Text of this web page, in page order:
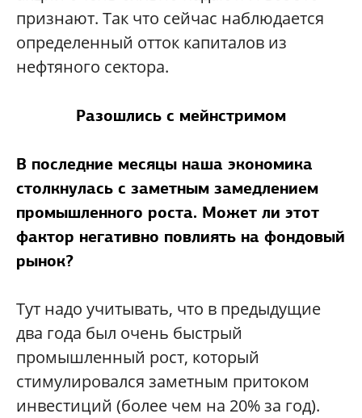
признают. Так что сейчас наблюдается
определенный отток капиталов из
нефтяного сектора.
Разошлись с мейнстримом
В последние месяцы наша экономика
столкнулась с заметным замедлением
промышленного роста. Может ли этот
фактор негативно повлиять на фондовый
рынок?
Тут надо учитывать, что в предыдущие
два года был очень быстрый
промышленный рост, который
стимулировался заметным притоком
инвестиций (более чем на 20% за год).